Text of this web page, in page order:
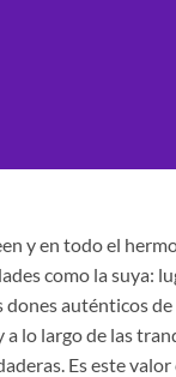
y en todo el
como la suya:
auténticos
lo largo de las
Es este